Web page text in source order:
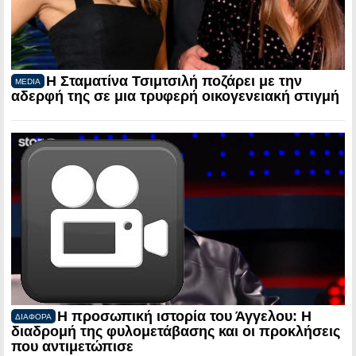
MEDIA
Η Σταματίνα Τσιμτσιλή ποζάρει με την
αδερφή της σε μια τρυφερή οικογενειακή στιγμή
ΔΙΑΦΟΡΑ
Η προσωπική ιστορία του Άγγελου: Η
διαδρομή της φυλομετάβασης και οι προκλήσεις
που αντιμετώπισε